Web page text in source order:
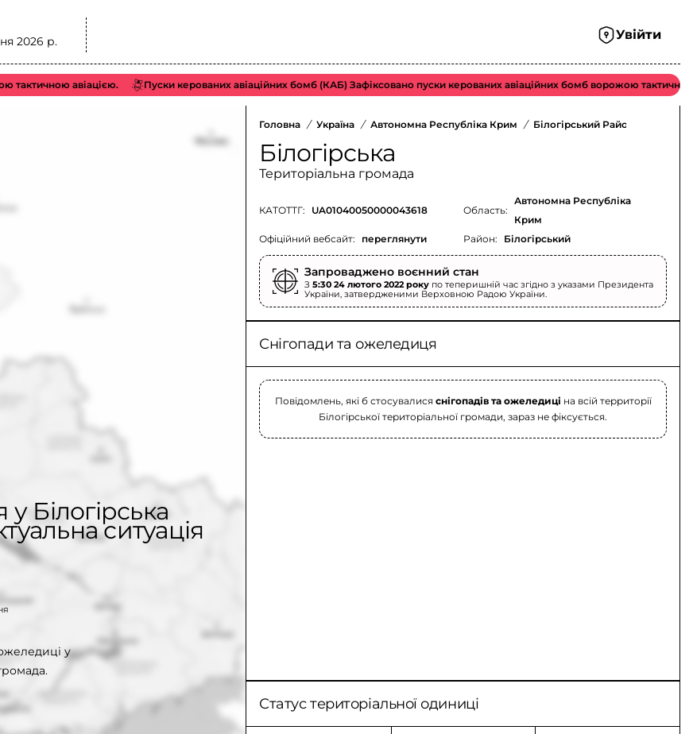
2026 р. Увійти
авіацією. Пуски керованих авіаційних бомб (КАБ) Зафіксовано пуски керованих авіаційних бомб ворожою тактичною
Білогірська
ситуація
у
Головна / Україна / Автономна Республіка Крим / Білогірський Район
Білогірська
Територіальна громада
КАТОТТГ: UA01040050000043618
Офіційний вебсайт: переглянути
Область:
Автономна Республіка
Крим
Район:
Білогірський
Запроваджено воєнний стан
З5:30 24 лютого 2022 року по теперишній час згідно з указами Президента
України, затвердженими Верховною Радою України.
Снігопади та ожеледиця
Повідомлень, які б стосувалися снігопадів та ожеледиці на всій территорії
Білогірської територіальної громади, зараз не фіксується.
Статус територіальної одиниці